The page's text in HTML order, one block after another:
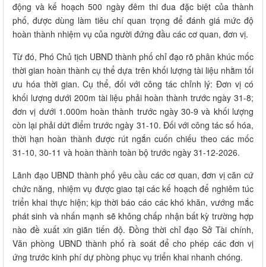
động và kế hoạch 500 ngày đêm thi đua đặc biệt của thành
phố, được dùng làm tiêu chí quan trọng để đánh giá mức độ
hoàn thành nhiệm vụ của người đứng đầu các cơ quan, đơn vị.
Từ đó, Phó Chủ tịch UBND thành phố chỉ đạo rõ phân khúc mốc
thời gian hoàn thành cụ thể dựa trên khối lượng tài liệu nhằm tối
ưu hóa thời gian. Cụ thể, đối với công tác chỉnh lý: Đơn vị có
khối lượng dưới 200m tài liệu phải hoàn thành trước ngày 31-8;
đơn vị dưới 1.000m hoàn thành trước ngày 30-9 và khối lượng
còn lại phải dứt điểm trước ngày 31-10. Đối với công tác số hóa,
thời hạn hoàn thành được rút ngắn cuốn chiếu theo các mốc
31-10, 30-11 và hoàn thành toàn bộ trước ngày 31-12-2026.
Lãnh đạo UBND thành phố yêu cầu các cơ quan, đơn vị căn cứ
chức năng, nhiệm vụ được giao tại các kế hoạch để nghiêm túc
triển khai thực hiện; kịp thời báo cáo các khó khăn, vướng mắc
phát sinh và nhấn mạnh sẽ không chấp nhận bất kỳ trường hợp
nào đề xuất xin giãn tiến độ. Đồng thời chỉ đạo Sở Tài chính,
Văn phòng UBND thành phố rà soát để cho phép các đơn vị
ứng trước kinh phí dự phòng phục vụ triển khai nhanh chóng.